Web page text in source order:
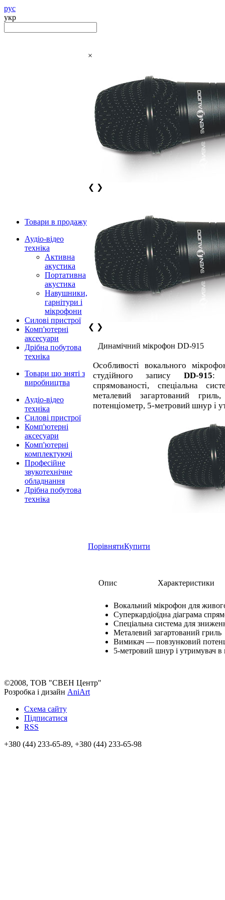
рус
укр
Товари в продажу
Аудіо-відео
техніка
Активна
акустика
Портативна
акустика
Навушники,
гарнітури і
мікрофони
Силові пристрої
Комп'ютерні
аксесуари
Дрібна побутова
техніка
Товари що зняті з
виробництва
Аудіо-відео
техніка
Силові пристрої
Комп'ютерні
аксесуари
Комп'ютерні
комплектуючі
Професійне
звукотехнічне
обладнання
Дрібна побутова
техніка
×
❮ ❯
❮ ❯
Динамічний мікрофон DD-915
Особливості вокального
студійного запису DD-915:
спрямованості, спеціальна
металевий загартований
потенціометр, 5-метровий шнур і
ПорівнятиКупити
Опис Характеристики
Вокальний мікрофон для
Суперкардіоїдна діаграма
Спеціальна система для
Металевий загартований гриль
Вимикач — повзунковий
5-метровий шнур і утримувач в
©2008, ТОВ "СВЕН Центр"
Розробка і дизайн AniArt
Схема сайту
Підписатися
RSS
+380 (44) 233-65-89, +380 (44) 233-65-98